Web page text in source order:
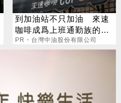
到加油站不只加油 來速
咖啡成爲上班通勤族的新
選擇
PR・台灣中油股份有限公司